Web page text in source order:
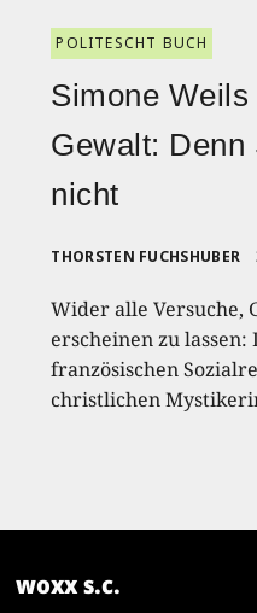
POLITESCHT BUCH
Simone
Gewalt: Denn
nicht
THORSTEN FUCHSHUBER
Wider alle Versuche,
erscheinen zu
französischen
christlichen
woxx s.c.